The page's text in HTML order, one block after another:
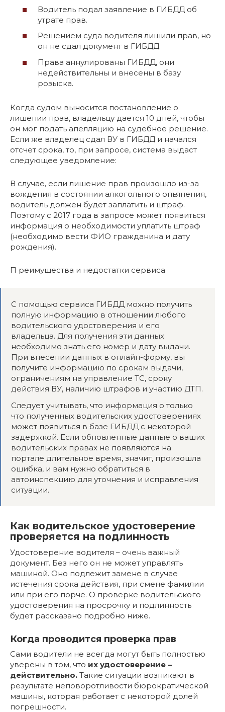
Водитель подал заявление в ГИБДД об
утрате прав.
Решением суда водителя лишили прав, но
он не сдал документ в ГИБДД.
Права аннулированы ГИБДД, они
недействительны и внесены в базу
розыска.
Когда судом выносится постановление о
лишении прав, владельцу дается 10 дней, чтобы
он мог подать апелляцию на судебное решение.
Если же владелец сдал ВУ в ГИБДД и начался
отсчет срока, то, при запросе, система выдаст
следующее уведомление:
В случае, если лишение прав произошло из-за
вождения в состоянии алкогольного опьянения,
водитель должен будет заплатить и штраф.
Поэтому с 2017 года в запросе может появиться
информация о необходимости уплатить штраф
(необходимо вести ФИО гражданина и дату
рождения).
П реимущества и недостатки сервиса
С помощью сервиса ГИБДД можно получить
полную информацию в отношении любого
водительского удостоверения и его
владельца. Для получения эти данных
необходимо знать его номер и дату выдачи.
При внесении данных в онлайн-форму, вы
получите информацию по срокам выдачи,
ограничениям на управление ТС, сроку
действия ВУ, наличию штрафов и участию ДТП.
Следует учитывать, что информация о только
что полученных водительских удостоверениях
может появиться в базе ГИБДД с некоторой
задержкой. Если обновленные данные о ваших
водительских правах не появляются на
портале длительное время, значит, произошла
ошибка, и вам нужно обратиться в
автоинспекцию для уточнения и исправления
ситуации.
Как водительское удостоверение
проверяется на подлинность
Удостоверение водителя – очень важный
документ. Без него он не может управлять
машиной. Оно подлежит замене в случае
истечения срока действия, при смене фамилии
или при его порче. О проверке водительского
удостоверения на просрочку и подлинность
будет рассказано подробно ниже.
Когда проводится проверка прав
Сами водители не всегда могут быть полностью
уверены в том, что их удостоверение –
действительно. Такие ситуации возникают в
результате неповоротливости бюрократической
машины, которая работает с некоторой долей
погрешности.